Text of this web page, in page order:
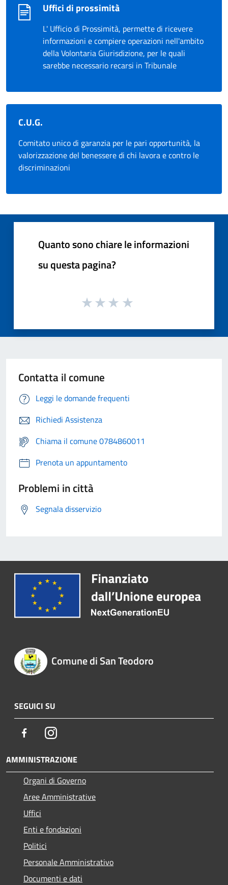
Uffici di prossimità
L' Ufficio di Prossimità, permette di ricevere
informazioni e compiere operazioni nell'ambito
della Volontaria Giurisdizione, per le quali
sarebbe necessario recarsi in Tribunale
C.U.G.
Comitato unico di garanzia per le pari opportunità, la
valorizzazione del benessere di chi lavora e contro le
discriminazioni
Quanto sono chiare le informazioni
su questa pagina?
Contatta il comune
Leggi le domande frequenti
Richiedi Assistenza
Chiama il comune 0784860011
Prenota un appuntamento
Problemi in città
Segnala disservizio
Comune di San Teodoro
SEGUICI SU
FacebookInstagram
AMMINISTRAZIONE
Organi di Governo
Aree Amministrative
Uffici
Enti e fondazioni
Politici
Personale Amministrativo
Documenti e dati